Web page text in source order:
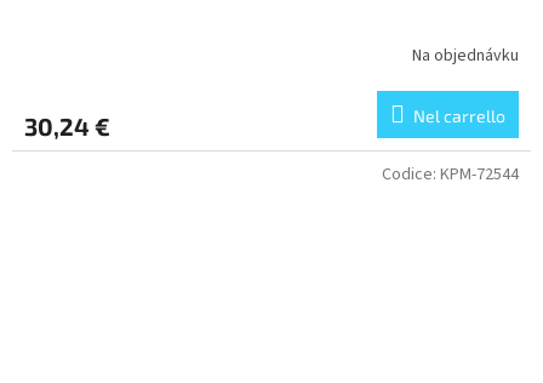
Na objednávku
30,24 € Nel carrello
Codice: KPM-72544